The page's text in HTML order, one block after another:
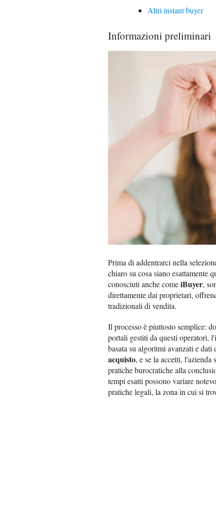
Altri instant buyer
Informazioni preliminari
Prima di addentrarci nella
chiaro su cosa siano esattamente
conosciuti anche comeiBuyer,
direttamente dai proprietari,
tradizionali di vendita.
Il processo è piuttosto semplice:
portali gestiti da questi operatori,
basata su algoritmi avanzati e
acquisto, e se la accetti,
pratiche burocratiche alla
tempi esatti possono variare
pratiche legali, la zona in cui si